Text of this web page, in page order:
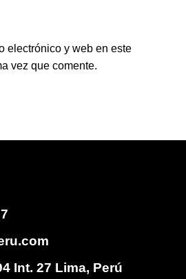
electrónico y web en este
vez que comente.
Int. 27 Lima, Perú